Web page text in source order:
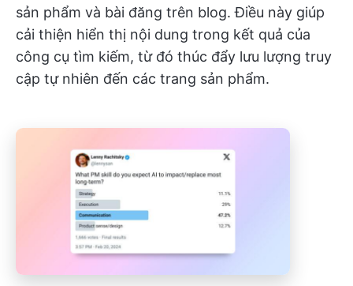
sản phẩm và bài đăng trên blog. Điều này giúp
cải thiện hiển thị nội dung trong kết quả của
công cụ tìm kiếm, từ đó thúc đẩy lưu lượng truy
cập tự nhiên đến các trang sản phẩm.